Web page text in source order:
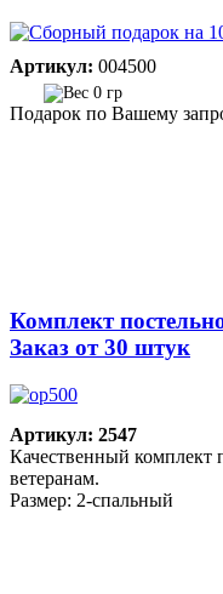
Артикул: 004500
0 гр
Подарок по Вашему
Комплект
Заказ от 30 штук
Артикул: 2547
Качественный комплект
ветеранам.
Размер: 2-спальный